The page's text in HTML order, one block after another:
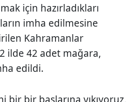
için hazırladıkları
imha edilmesine
Kahramanlar
ilde 42 adet mağara,
edildi.
bir başlarına yıkıyoruz,